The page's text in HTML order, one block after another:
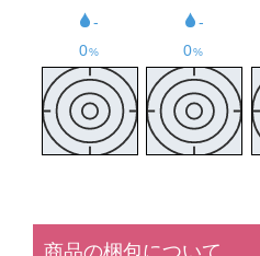
商品の梱包について